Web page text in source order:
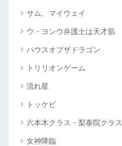
サム、マイウェイ
ウ・ヨンウ弁護士は天才肌
ハウスオブザドラゴン
トリリオンゲーム
流れ星
トッケビ
六本木クラス・梨泰院クラス
女神降臨